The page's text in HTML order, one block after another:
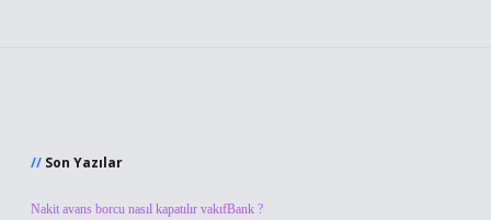
Son Yazılar
Nakit avans borcu nasıl kapatılır vakıfBank ?